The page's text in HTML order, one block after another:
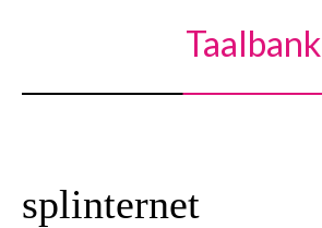
Taalbank
splinternet